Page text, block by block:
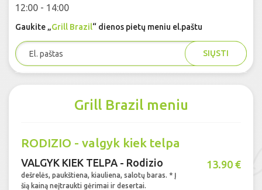
12:00 - 14:00
Gaukite „Grill Brazil“ dienos pietų meniu el.paštu
SIŲSTI
Grill Brazil meniu
RODIZIO - valgyk kiek telpa
VALGYK KIEK TELPA - Rodizio
dešrelės, paukštiena, kiauliena, salotų baras. * Į
šią kainą neįtraukti gėrimai ir desertai.
13.90 €